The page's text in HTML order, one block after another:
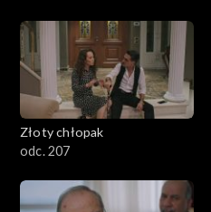
Złoty chłopak
odc. 207